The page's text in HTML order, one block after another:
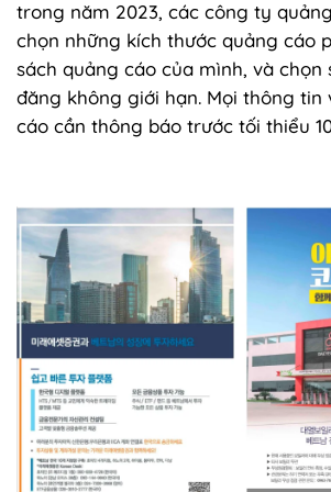
trong năm 2023, các công ty
chọn những kích thước quảng cáo
sách quảng cáo của mình, và chọn
đăng không giới hạn. Mọi thông tin
cáo cần thông báo trước tối thiểu